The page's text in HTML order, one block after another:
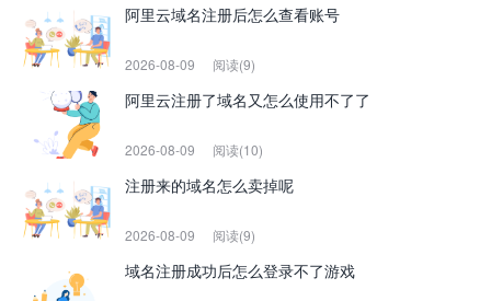
阿里云域名注册后怎么查看账号
2026-08-09 阅读(9)
阿里云注册了域名又怎么使用不了了
2026-08-09 阅读(10)
注册来的域名怎么卖掉呢
2026-08-09 阅读(9)
域名注册成功后怎么登录不了游戏